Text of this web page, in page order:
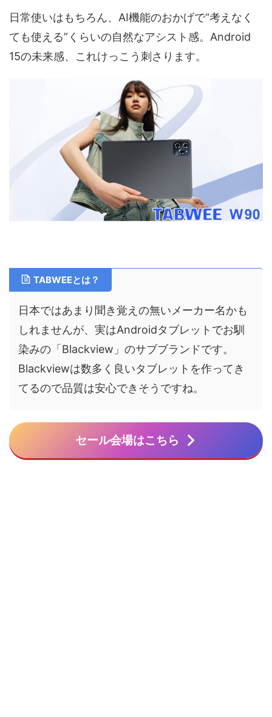
日常使いはもちろん、AI機能のおかげで“考えなく
ても使える”くらいの自然なアシスト感。Android
15の未来感、これけっこう刺さります。​
TABWEEとは？
日本ではあまり聞き覚えの無いメーカー名かも
しれませんが、実はAndroidタブレットでお馴
染みの「Blackview」のサブブランドです。
Blackviewは数多く良いタブレットを作ってき
てるので品質は安心できそうですね。
セール会場はこちら